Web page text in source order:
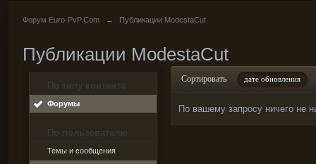
Форум Euro-PvP.Com → Публикации ModestaCut
Публикации ModestaCut
По типу контента
Форумы
По пользователю
Темы и сообщения
Сортировать дате обновления
По вашему запросу ничего не